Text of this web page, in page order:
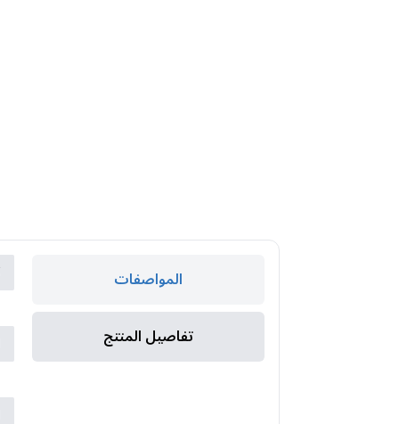
المواصفات
تفاصيل المنتج